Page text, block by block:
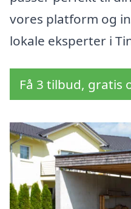
vores platform og
lokale eksperter i
Få 3 tilbud, gratis